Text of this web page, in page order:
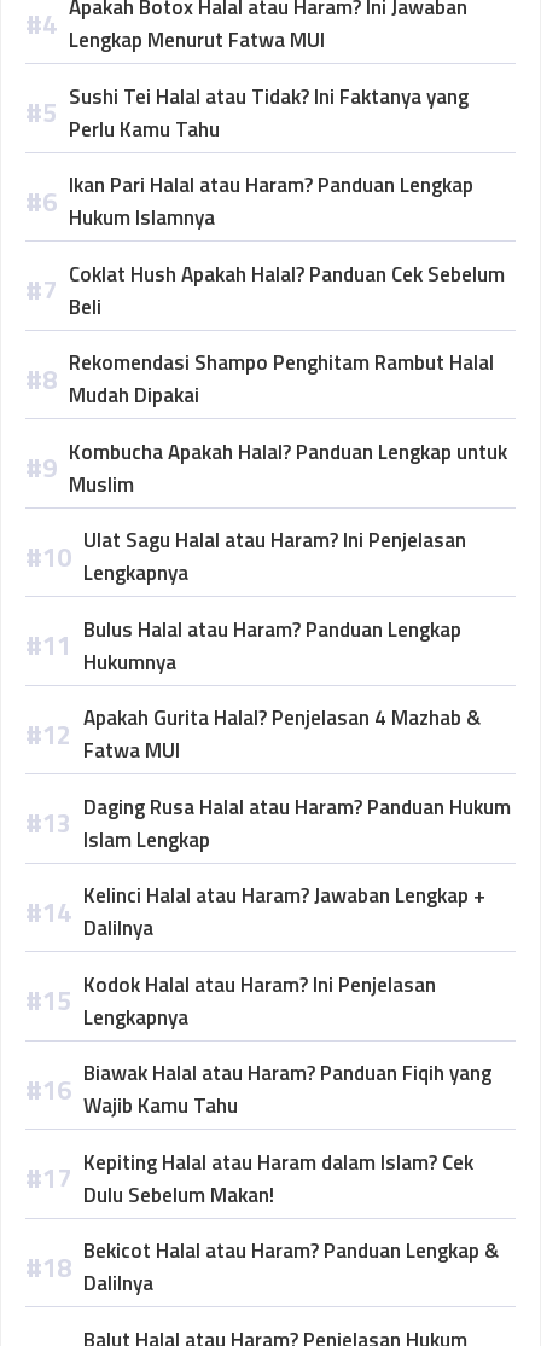
Apakah Botox Halal atau Haram? Ini Jawaban
Lengkap Menurut Fatwa MUI
Sushi Tei Halal atau Tidak? Ini Faktanya yang
Perlu Kamu Tahu
Ikan Pari Halal atau Haram? Panduan Lengkap
Hukum Islamnya
Coklat Hush Apakah Halal? Panduan Cek Sebelum
Beli
Rekomendasi Shampo Penghitam Rambut Halal
Mudah Dipakai
Kombucha Apakah Halal? Panduan Lengkap untuk
Muslim
Ulat Sagu Halal atau Haram? Ini Penjelasan
Lengkapnya
Bulus Halal atau Haram? Panduan Lengkap
Hukumnya
Apakah Gurita Halal? Penjelasan 4 Mazhab &
Fatwa MUI
Daging Rusa Halal atau Haram? Panduan Hukum
Islam Lengkap
Kelinci Halal atau Haram? Jawaban Lengkap +
Dalilnya
Kodok Halal atau Haram? Ini Penjelasan
Lengkapnya
Biawak Halal atau Haram? Panduan Fiqih yang
Wajib Kamu Tahu
Kepiting Halal atau Haram dalam Islam? Cek
Dulu Sebelum Makan!
Bekicot Halal atau Haram? Panduan Lengkap &
Dalilnya
Balut Halal atau Haram? Penjelasan Hukum